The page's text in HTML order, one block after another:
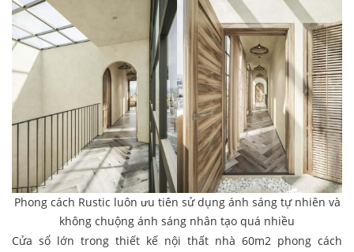
Phong cách Rustic luôn ưu tiên sử dụng ánh sáng tự nhiên và
không chuộng ánh sáng nhân tạo quá nhiều
Cửa sổ lớn trong thiết kế nội thất nhà 60m2 phong cách